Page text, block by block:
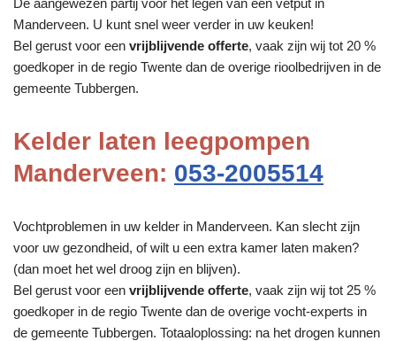
Manderveen. U kunt snel weer verder in uw keuken!
Bel gerust voor een vrijblijvende offerte, vaak zijn wij tot 20 %
goedkoper in de regio Twente dan de overige rioolbedrijven in de
gemeente Tubbergen.
Kelder laten leegpompen
Manderveen: 053-2005514
Vochtproblemen in uw kelder in Manderveen. Kan slecht zijn
voor uw gezondheid, of wilt u een extra kamer laten maken?
(dan moet het wel droog zijn en blijven).
Bel gerust voor een vrijblijvende offerte, vaak zijn wij tot 25 %
goedkoper in de regio Twente dan de overige vocht-experts in
de gemeente Tubbergen. Totaaloplossing: na het drogen kunnen